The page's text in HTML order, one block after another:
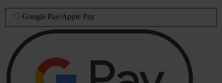
Google Pay/Apple Pay